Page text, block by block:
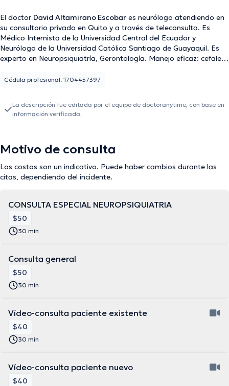
El doctor David Altamirano Escobar es neurólogo atendiendo en
su consultorio privado en Quito y a través de teleconsulta. Es
Médico Internista de la Universidad Central del Ecuador y
Neurólogo de la Universidad Católica Santiago de Guayaquil. Es
experto en Neuropsiquiatría, Gerontología. Manejo eficaz: cefalea-
parkinson- epilepsia- Enf Cerebro Vascular- trauma craneal-
Cédula profesional: 1704457397
La descripción fue editada por el equipo de doctoranytime, con base en
información verificada.
Motivo de consulta
Los costos son un indicativo. Puede haber cambios durante las
citas, dependiendo del incidente.
CONSULTA ESPECIAL NEUROPSIQUIATRIA
$50
30 min
Consulta general
$50
30 min
Vídeo-consulta paciente existente
$40
30 min
Vídeo-consulta paciente nuevo
$40